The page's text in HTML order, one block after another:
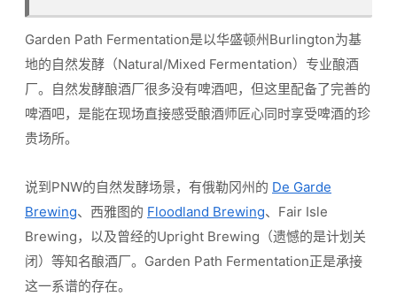
Garden Path Fermentation是以华盛顿州Burlington为基
地的自然发酵（Natural/Mixed Fermentation）专业酿酒
厂。自然发酵酿酒厂很多没有啤酒吧，但这里配备了完善的
啤酒吧，是能在现场直接感受酿酒师匠心同时享受啤酒的珍
贵场所。
说到PNW的自然发酵场景，有俄勒冈州的 De Garde
Brewing、西雅图的 Floodland Brewing、Fair Isle
Brewing，以及曾经的Upright Brewing（遗憾的是计划关
闭）等知名酿酒厂。Garden Path Fermentation正是承接
这一系谱的存在。